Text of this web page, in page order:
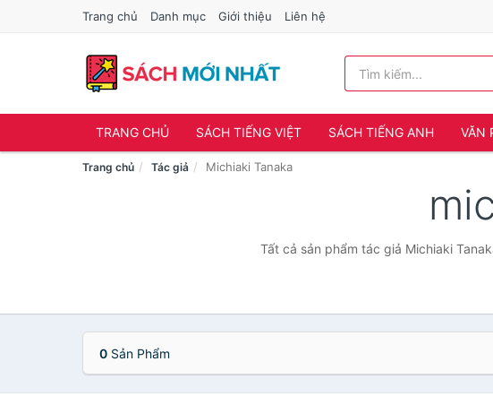
Trang chủ Danh mục Giới thiệu Liên hệ
TRANG CHỦ SÁCH TIẾNG VIỆT SÁCH TIẾNG ANH VĂN
Trang chủ Tác giả Michiaki Tanaka
Tất cả sản phẩm tác giả Michiaki
0 Sản Phẩm